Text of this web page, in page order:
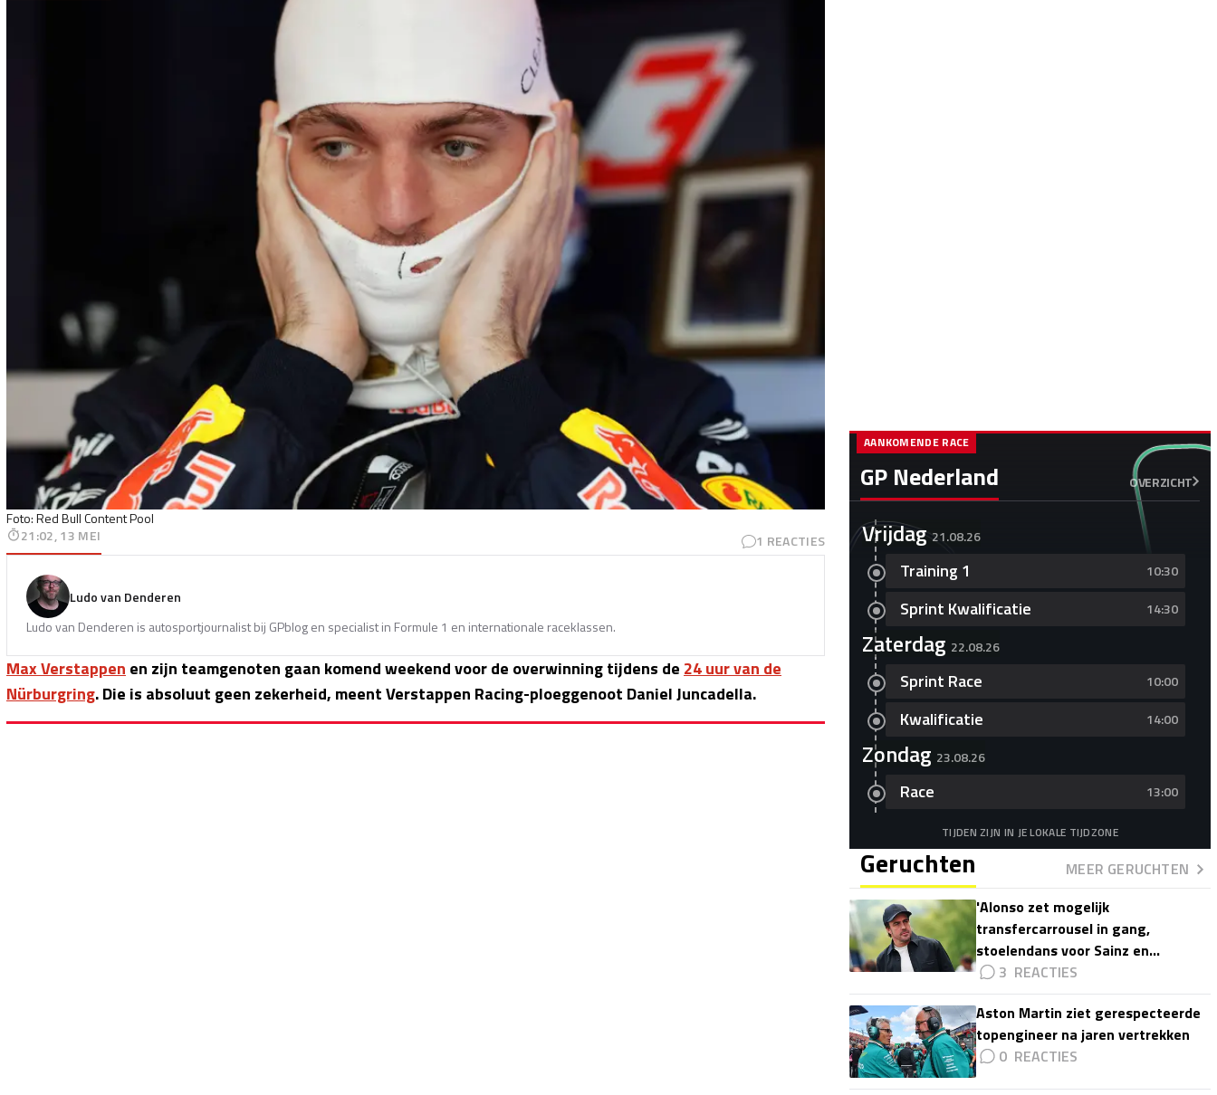
Foto: Red Bull Content Pool
21:02, 13 MEI 1 REACTIES
Ludo van Denderen
Ludo van Denderen is autosportjournalist bij GPblog en specialist in Formule 1 en internationale raceklassen.
Max Verstappen en zijn teamgenoten gaan komend weekend voor de overwinning tijdens de 24 uur van de
Nürburgring. Die is absoluut geen zekerheid, meent Verstappen Racing-ploeggenoot Daniel Juncadella.
GP Nederland OVERZICHT
AANKOMENDE RACE
Vrijdag 21.08.26
Training 1 10:30
Sprint Kwalificatie 14:30
Zaterdag 22.08.26
Sprint Race 10:00
Kwalificatie 14:00
Zondag 23.08.26
Race 13:00
TIJDEN ZIJN IN JE LOKALE TIJDZONE
Geruchten
MEER GERUCHTEN
'Alonso zet mogelijk
transfercarrousel in gang,
stoelendans voor Sainz en
Colapinto'
3
Aston Martin ziet gerespecteerde
topengineer na jaren vertrekken
0